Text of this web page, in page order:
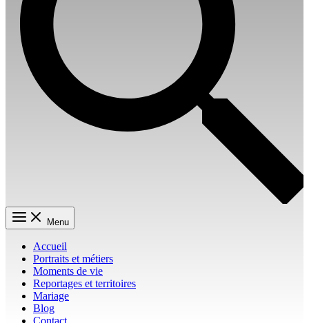
Menu
Accueil
Portraits et métiers
Moments de vie
Reportages et territoires
Mariage
Blog
Contact